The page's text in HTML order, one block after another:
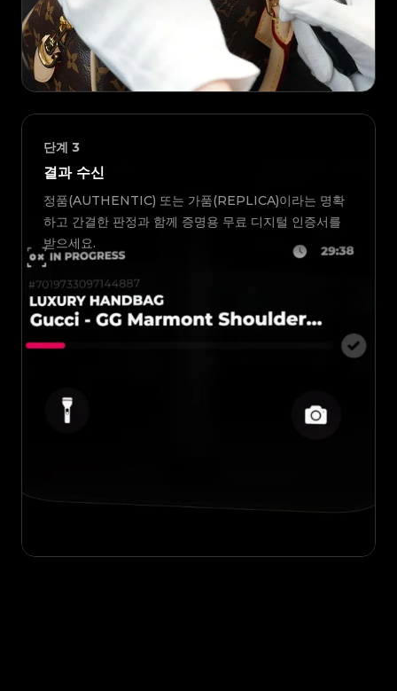
단계 3
결과 수신
정품(AUTHENTIC) 또는 가품(REPLICA)이라는 명확
하고 간결한 판정과 함께 증명용 무료 디지털 인증서를
받으세요.